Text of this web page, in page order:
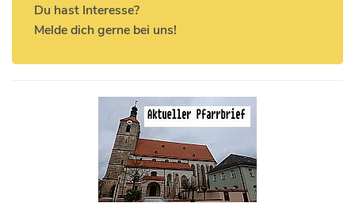
Du hast Interesse?
Melde dich gerne bei uns!